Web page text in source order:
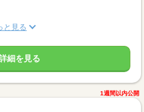
と見る
細を見る
1週間以内公開